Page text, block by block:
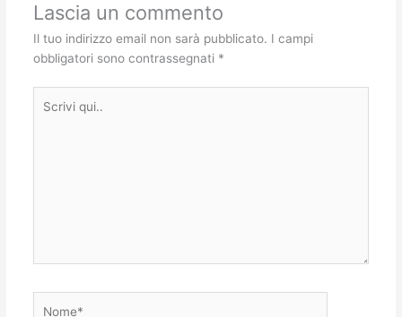
Lascia un commento
Il tuo indirizzo email non sarà pubblicato. I campi
obbligatori sono contrassegnati *
qui..